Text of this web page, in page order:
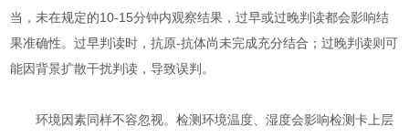
当，未在规定的10-15分钟内观察结果，过早或过晚判读都会影响结
果准确性。过早判读时，抗原-抗体尚未完成充分结合；过晚判读则可
能因背景扩散干扰判读，导致误判。​
环境因素同样不容忽视。检测环境温度、湿度会影响检测卡上层